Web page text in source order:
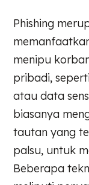
Phishing
menipu
pribadi,
atau data
biasanya
tautan yang
palsu, untuk
Beberapa